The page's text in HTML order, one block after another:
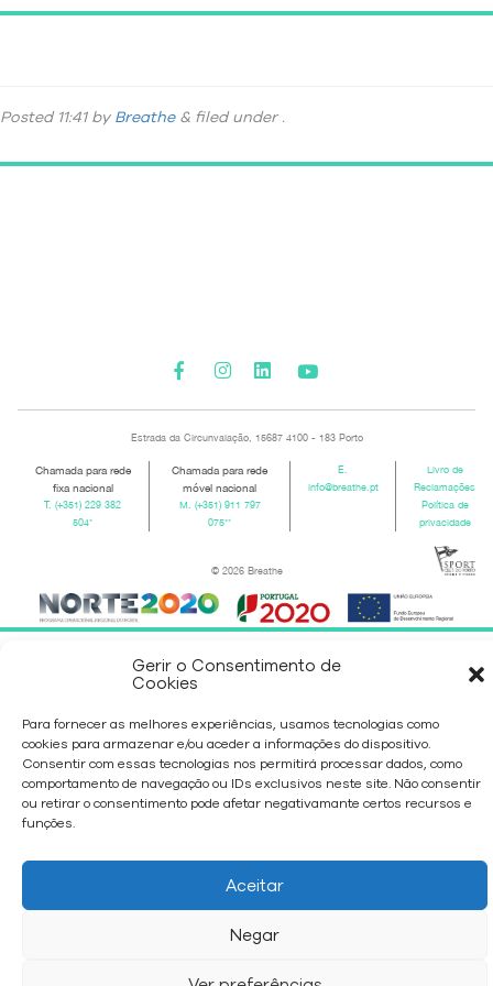
Gerir o Consentimento de
Cookies
Para fornecer as melhores experiências, usamos tecnologias como
cookies para armazenar e/ou aceder a informações do dispositivo.
Consentir com essas tecnologias nos permitirá processar dados, como
comportamento de navegação ou IDs exclusivos neste site. Não consentir
ou retirar o consentimento pode afetar negativamante certos recursos e
funções.
Aceitar
Negar
Posted 11:41by Breathe & filed under .
Estrada da Circunvalação, 15687 4100 - 183 Porto
Chamada para rede
fixa nacional
T.(+351) 229 382
504*
Chamada para rede
móvel nacional
M. (+351) 911 797
075**
E.
info@breathe.pt
Livro de
Reclamações
Política de
privacidade
© 2026 Breathe